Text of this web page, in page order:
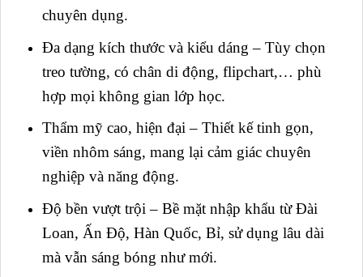
chuyên dụng.
Đa dạng kích thước và kiểu dáng – Tùy chọn
treo tường, có chân di động, flipchart,… phù
hợp mọi không gian lớp học.
Thẩm mỹ cao, hiện đại – Thiết kế tinh gọn,
viền nhôm sáng, mang lại cảm giác chuyên
nghiệp và năng động.
Độ bền vượt trội – Bề mặt nhập khẩu từ Đài
Loan, Ấn Độ, Hàn Quốc, Bỉ, sử dụng lâu dài
mà vẫn sáng bóng như mới.